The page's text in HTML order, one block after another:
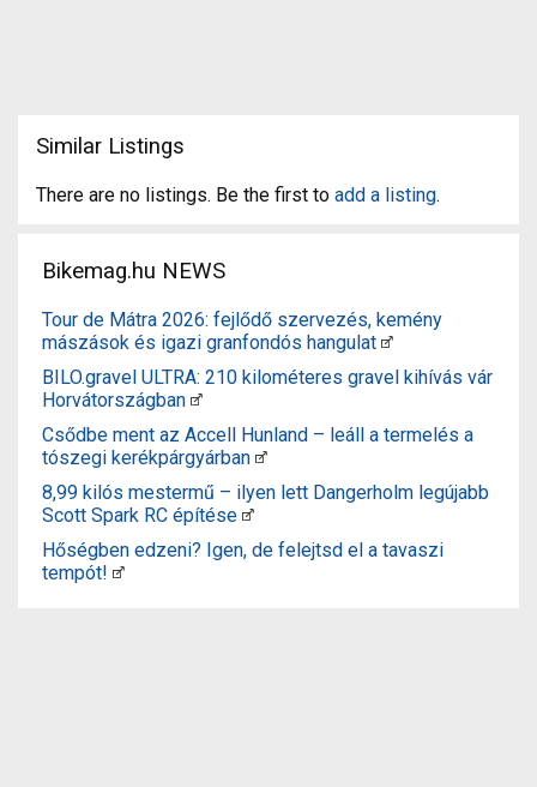
Similar Listings
There are no listings. Be the first to add a listing.
Bikemag.hu NEWS
Tour de Mátra 2026: fejlődő szervezés, kemény
mászások és igazi granfondós hangulat
BILO.gravel ULTRA: 210 kilométeres gravel kihívás vár
Horvátországban
Csődbe ment az Accell Hunland – leáll a termelés a
tószegi kerékpárgyárban
8,99 kilós mestermű – ilyen lett Dangerholm legújabb
Scott Spark RC építése
Hőségben edzeni? Igen, de felejtsd el a tavaszi
tempót!